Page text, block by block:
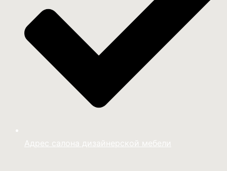
Адрес салона дизайнерской мебели